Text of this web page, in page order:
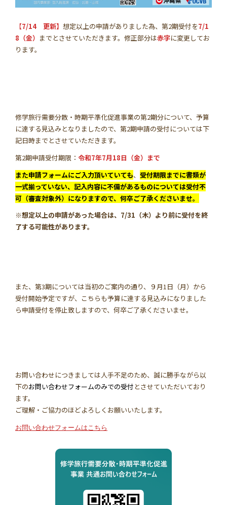
【7/14 更新】 想定以上の申請がありました為、第2期受付を7/1
8（金） までとさせていただきます。修正部分は赤字に変更してお
ります。
修学旅行需要分散・時期平準化促進事業の第2期分について、予算
に達する見込みとなりましたので、第2期申請の受付については下
記日時までとさせていただきます。
第2期申請受付期限： 令和7年7月18日（金）まで
また申請フォームにご入力頂いていても、 受付期限までに書類が
一式揃っていない、記入内容に不備があるものについては受付不
可（審査対象外）になりますので、何卒ご了承くださいませ。
※想定以上の申請があった場合は、7/31（木）より前に受付を終
了する可能性があります。
また、第3期については当初のご案内の通り、９月1日（月）から
受付開始予定ですが、こちらも予算に達する見込みになりました
ら申請受付を停止致しますので、何卒ご了承くださいませ。
お問い合わせにつきましては人手不足のため、誠に勝手ながら以
下のお問い合わせフォームのみでの受付 とさせていただいており
ます。
ご理解・ご協力のほどよろしくお願いいたします。
お問い合わせフォームはこちら